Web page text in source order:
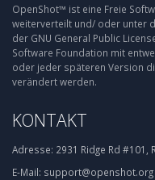
OpenShot™ ist eine Freie
weiterverteilt und/ oder unter
der GNU General Public
Software Foundation mit
oder jeder späteren Version
verändert werden.
KONTAKT
Adresse: 2931 Ridge Rd #101,
E-Mail: support@openshot.org